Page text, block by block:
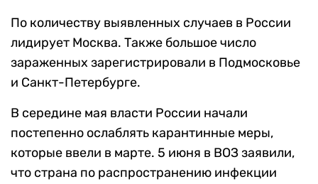
По количеству выявленных случаев в России
лидирует Москва. Также большое число
зараженных зарегистрировали в Подмосковье
и Санкт-Петербурге.
В середине мая власти России начали
постепенно ослаблять карантинные меры,
которые ввели в марте. 5 июня в ВОЗ заявили,
что страна по распространению инфекции